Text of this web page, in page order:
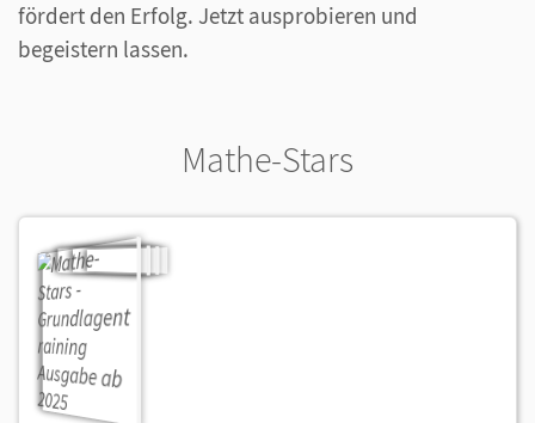
fördert den Erfolg. Jetzt ausprobieren und
begeistern lassen.
Mathe-Stars